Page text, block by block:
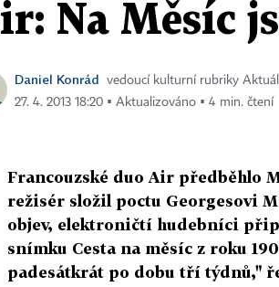
Na Měsíc
Daniel Konrád
vedoucí kulturní rubriky
27. 4. 2013 18:20 ▪ Aktualizováno ▪ 4 min. čtení
Francouzské duo Air předběhlo
režisér složil poctu Georgesovi
objev, elektroničtí hudebníci
snímku Cesta na měsíc z roku
padesátkrát po dobu tří týdnů,"